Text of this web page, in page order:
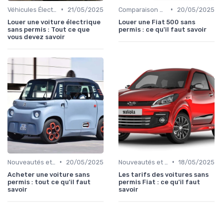
•
21/05/2025
Louer une voiture électrique
sans permis : Tout ce que
vous devez savoir
•
20/05/2025
Louer une Fiat 500 sans
permis : ce qu'il faut savoir
•
20/05/2025
Acheter une voiture sans
permis : tout ce qu'il faut
savoir
• 18/05/2025
Les tarifs des voitures sans
permis Fiat : ce qu'il faut
savoir